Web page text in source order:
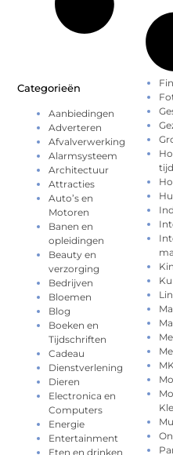
Categorieën
Aanbiedingen
Adverteren
Afvalverwerking
Alarmsysteem
Architectuur
Attracties
Auto’s en
Motoren
Banen en
opleidingen
Beauty en
verzorging
Bedrijven
Bloemen
Blog
Boeken en
Tijdschriften
Cadeau
Dienstverlening
Dieren
Electronica en
Computers
Energie
Entertainment
Eten en drinken
tijd